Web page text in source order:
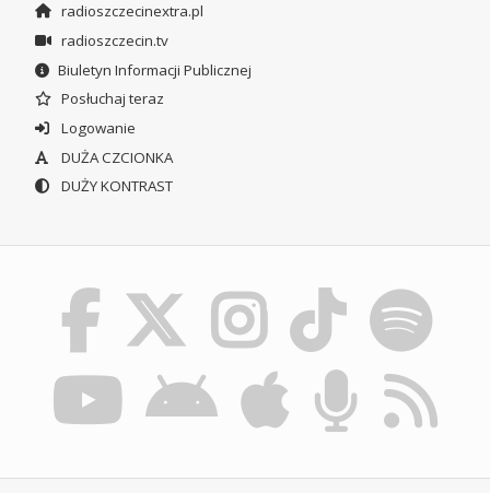
radioszczecinextra.pl
radioszczecin.tv
Biuletyn Informacji Publicznej
Posłuchaj teraz
Logowanie
DUŻA CZCIONKA
DUŻY KONTRAST